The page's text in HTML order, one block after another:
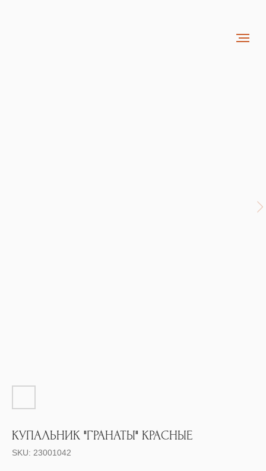
КУПАЛЬНИК "ГРАНАТЫ" КРАСНЫЕ
SKU: 23001042